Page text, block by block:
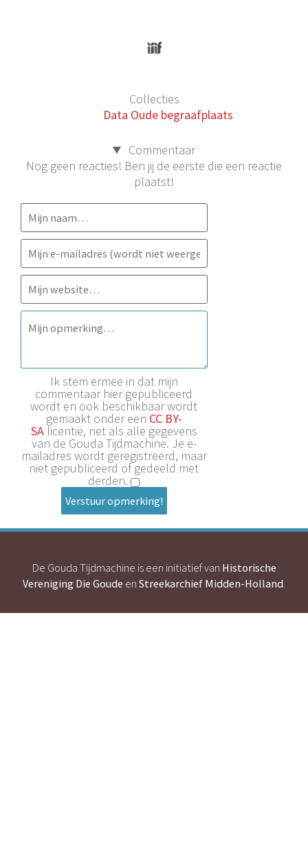
Collecties
Data Oude begraafplaats
Commentaar
Nog geen reacties! Ben jij de eerste die een reactie
plaatst!
Ik stem ermee in dat mijn
commentaar hier gepubliceerd
wordt en ook beschikbaar wordt
gemaakt onder een CC BY-
SAlicentie, net als alle gegevens
van de Gouda Tijdmachine. Je e-
mailadres wordt geregistreerd, maar
niet gepubliceerd of gedeeld met
derden.
Verstuur opmerking!
De Gouda Tijdmachine is een initiatief van Historische
Vereniging Die Goude en Streekarchief Midden-Holland.